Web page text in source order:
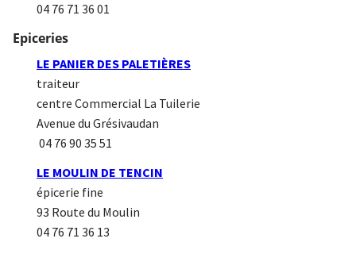
04 76 71 36 01
Epiceries
LE PANIER DES PALETIÈRES
traiteur
centre Commercial La Tuilerie
Avenue du Grésivaudan
04 76 90 35 51
LE MOULIN DE TENCIN
épicerie fine
93 Route du Moulin
04 76 71 36 13